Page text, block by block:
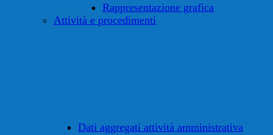
Rappresentazione grafica
Attività e procedimenti
Dati aggregati attività amministrativa